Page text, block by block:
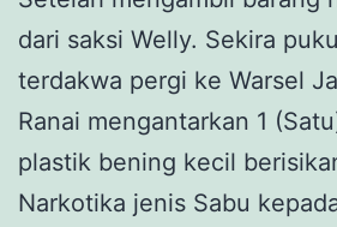
dari saksi Welly. Sekira
terdakwa pergi ke Warsel
Ranai mengantarkan 1
plastik bening kecil
Narkotika jenis Sabu